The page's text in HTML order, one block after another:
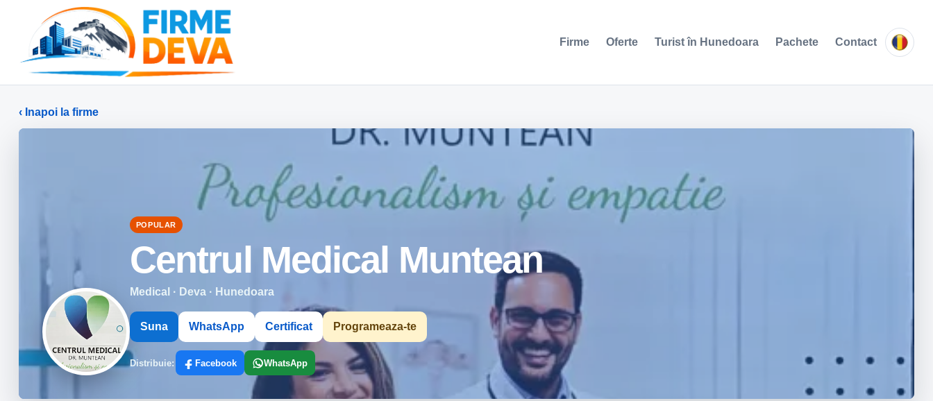
Firme Oferte Turist în Hunedoara Pachete Contact
‹ Inapoi la firme
POPULAR
Centrul Medical Muntean
Medical · Deva · Hunedoara
Suna WhatsApp Certificat Programeaza-te
Distribuie: Facebook WhatsApp